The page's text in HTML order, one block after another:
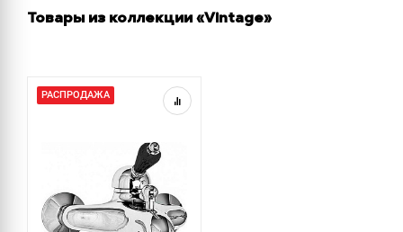
Товары из коллекции «Vintage»
РАСПРОДАЖА